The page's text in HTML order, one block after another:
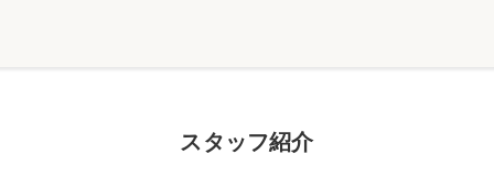
スタッフ紹介